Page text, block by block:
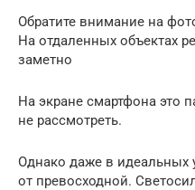
Обратите внимание на
На отдаленных объектах
заметно
На экране смартфона это
не рассмотреть.
Однако даже в идеальных
от превосходной.